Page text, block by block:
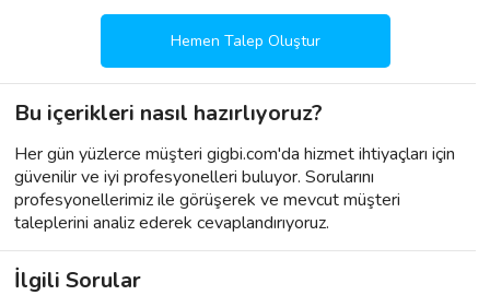
Hemen Talep Oluştur
Bu içerikleri nasıl hazırlıyoruz?
Her gün yüzlerce müşteri gigbi.com'da hizmet ihtiyaçları için
güvenilir ve iyi profesyonelleri buluyor. Sorularını
profesyonellerimiz ile görüşerek ve mevcut müşteri
taleplerini analiz ederek cevaplandırıyoruz.
İlgili Sorular